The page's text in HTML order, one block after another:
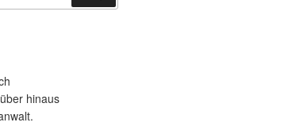
hinaus